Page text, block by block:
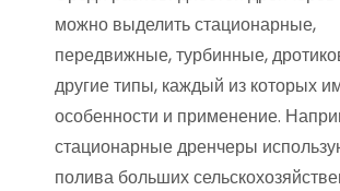
можно выделить стационарные,
передвижные, турбинные,
другие типы, каждый из которых
особенности и применение.
стационарные дренчеры
полива больших